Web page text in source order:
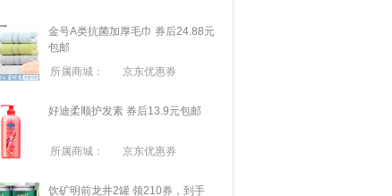
金号A类抗菌加厚毛巾 券后24.88元
包邮
所属商城：
京东优惠券
好迪柔顺护发素 券后13.9元包邮
所属商城： 京东优惠券
饮矿明前龙井2罐 领210券，到手